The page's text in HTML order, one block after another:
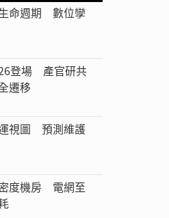
命週期 數位孿
登場 產官研共
遷移
視圖 預測維護
度機房 電網至